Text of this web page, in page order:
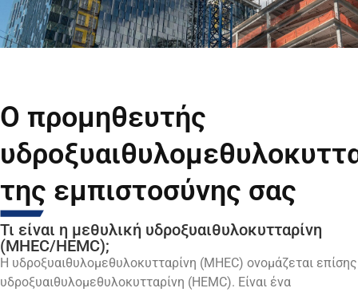
Ο προμηθευτής
της εμπιστοσύνης σας
Τι είναι η μεθυλική υδροξυαιθυλοκυτταρίνη
(MHEC/HEMC);
Η υδροξυαιθυλομεθυλοκυτταρίνη (MHEC) ονομάζεται επίσης
υδροξυαιθυλομεθυλοκυτταρίνη (HEMC). Είναι ένα